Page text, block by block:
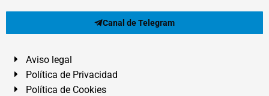
Canal de Telegram
Aviso legal
Política de Privacidad
Política de Cookies